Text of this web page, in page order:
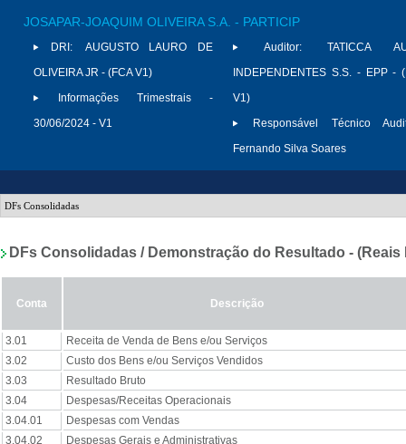
JOSAPAR-JOAQUIM OLIVEIRA S.A. - PARTICIP
DRI:
AUGUSTO LAURO DE
OLIVEIRA JR - (FCA V1)
Informações Trimestrais -
30/06/2024 - V1
Auditor:
TATICCA
INDEPENDENTES S.S. - EPP -
V1)
Responsável Técnico
Fernando Silva Soares